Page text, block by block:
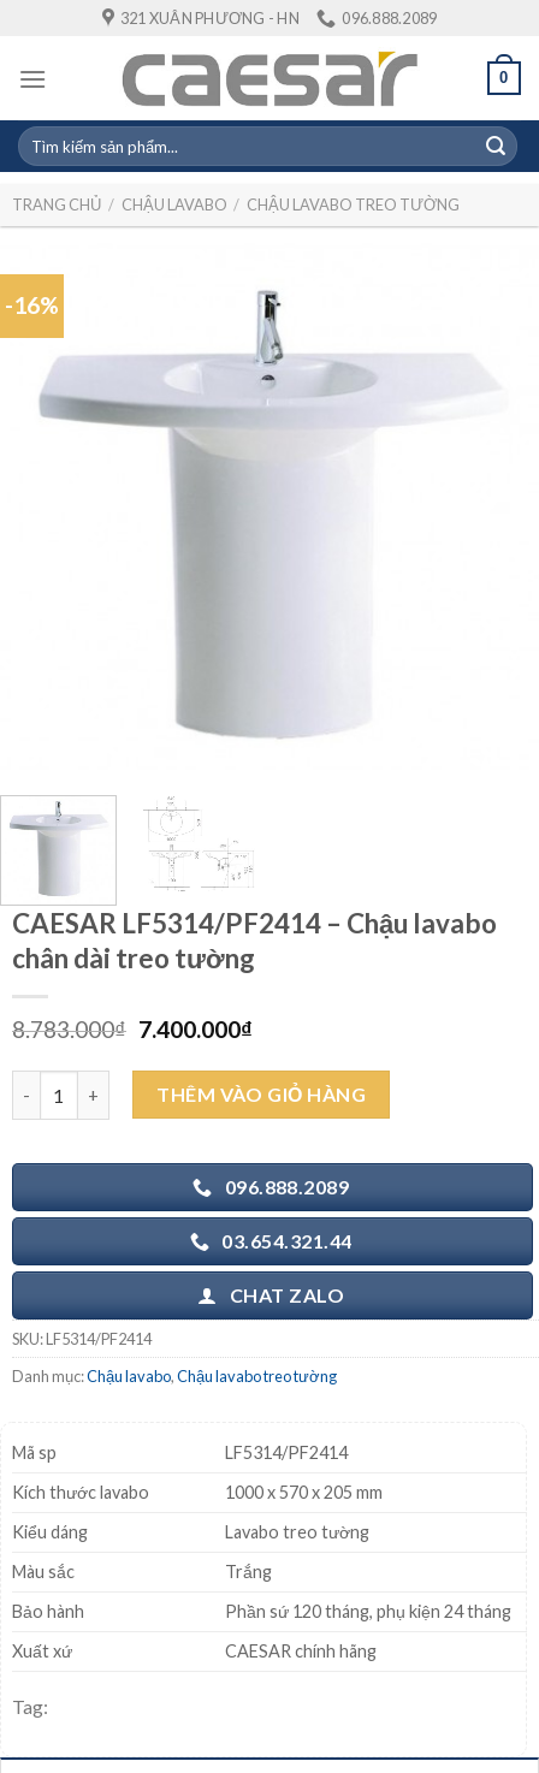
content
321 XUÂN PHƯƠNG - HN 096.888.2089
0
Tìm
kiếm:
TRANG CHỦ / CHẬU LAVABO / CHẬU LAVABO TREO TƯỜNG
-16%
CAESAR LF5314/PF2414 – Chậu lavabo
chân dài treo tường
8.783.000₫ Giá
là:
8.783.000₫.
7.400.000₫Giá
tại
là:
7.400.000₫.
CAESAR LF5314/PF2414 - Chậu lavabo chân dài treo tường số
THÊM VÀO GIỎ HÀNG
096.888.2089
03.654.321.44
CHAT ZALO
SKU:LF5314/PF2414
Danh mục:Chậu lavabo,Chậu lavabo treo tường
Mã sp
LF5314/PF2414
Kích thước lavabo
1000 x 570 x 205 mm
Kiểu dáng
Lavabo treo tường
Màu sắc
Trắng
Bảo hành
Phần sứ 120 tháng, phụ kiện 24 tháng
Xuất xứ
CAESAR chính hãng
Tag: